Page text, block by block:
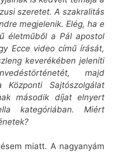
szeretet. A szakralitás
megjelenik. Elég, ha e
életműből a Pál apostol
Ecce video című írását,
keverékében jeleníti
majd
Sajtószolgálat
második díjat elnyert
kategóriában. Miért
miatt. A nagyanyám